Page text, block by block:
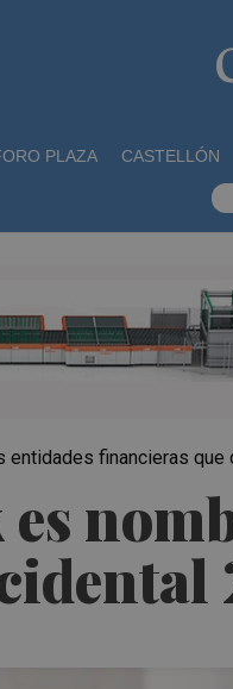
PLAZA CASTELLÓN
entidades financieras que